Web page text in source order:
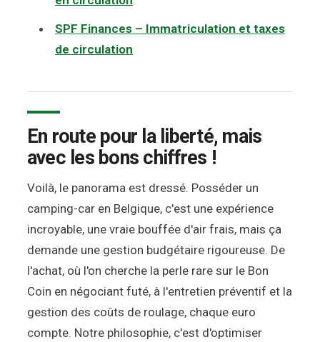
SPF Finances – Immatriculation et taxes
de circulation
En route pour la liberté, mais
avec les bons chiffres !
Voilà, le panorama est dressé. Posséder un
camping-car en Belgique, c'est une expérience
incroyable, une vraie bouffée d'air frais, mais ça
demande une gestion budgétaire rigoureuse. De
l'achat, où l'on cherche la perle rare sur le Bon
Coin en négociant futé, à l'entretien préventif et la
gestion des coûts de roulage, chaque euro
compte. Notre philosophie, c'est d'optimiser